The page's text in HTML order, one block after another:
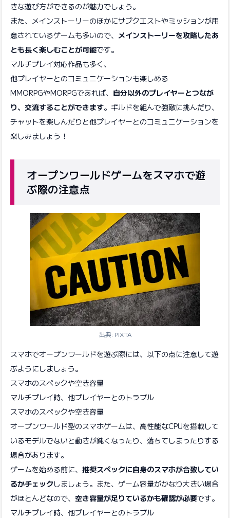
きな遊び方ができるのが魅力でしょう。
また、メインストーリーのほかにサブクエストやミッションが用
意されているゲームも多いので、 メインストーリーを攻略したあ
とも長く楽しむことが可能です。
マルチプレイ対応作品も多く、
他プレイヤーとのコミュニケーションも楽しめる
MMORPGやMORPGであれば、 自分以外のプレイヤーとつなが
り、交流することができます。ギルドを組んで強敵に挑んだり、
チャットを楽しんだりと他プレイヤーとのコミュニケーションを
楽しみましょう！
オープンワールドゲームをスマホで遊
ぶ際の注意点
出典: PIXTA
スマホでオープンワールドを遊ぶ際には、以下の点に注意して遊
ぶようにしましょう。
スマホのスペックや空き容量
マルチプレイ時、他プレイヤーとのトラブル
スマホのスペックや空き容量
オープンワールド型のスマホゲームは、高性能なCPUを搭載して
いるモデルでないと動きが鈍くなったり、落ちてしまったりする
場合があります。
ゲームを始める前に、 推奨スペックに自身のスマホが合致してい
るかチェックしましょう。また、ゲーム容量がかなり大きい場合
がほとんどなので、 空き容量が足りているかも確認が必要です。
マルチプレイ時、他プレイヤーとのトラブル